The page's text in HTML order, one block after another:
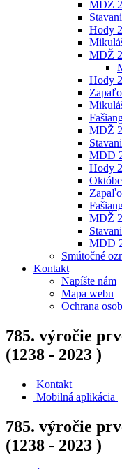
MDŽ
Hody
MDŽ
Hody
MDŽ
MDD
Hody
MDŽ
MDD
Smútočné
Kontakt
Napíšte nám
Mapa webu
Ochrana
785. výročie
(1238 - 2023 )
Kontakt
Mobilná aplikácia
785. výročie
(1238 - 2023 )